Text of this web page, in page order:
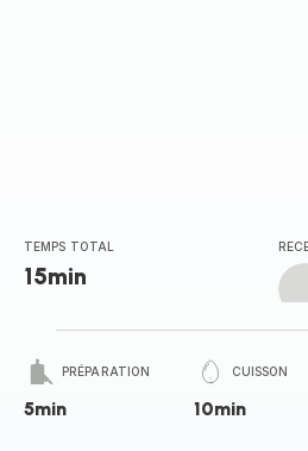
TEMPS TOTAL
15min
PRÉPARATION
5min
CUISSON
10min